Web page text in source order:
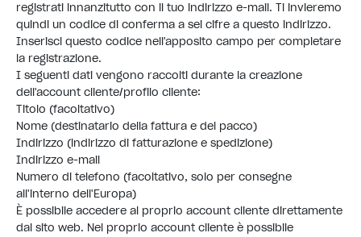
registrati innanzitutto con il tuo indirizzo e-mail. Ti invieremo
quindi un codice di conferma a sei cifre a questo indirizzo.
Inserisci questo codice nell'apposito campo per completare
la registrazione.
I seguenti dati vengono raccolti durante la creazione
dell'account cliente/profilo cliente:
Titolo (facoltativo)
Nome (destinatario della fattura e del pacco)
Indirizzo (indirizzo di fatturazione e spedizione)
Indirizzo e-mail
Numero di telefono (facoltativo, solo per consegne
all'interno dell'Europa)
È possibile accedere al proprio account cliente direttamente
dal sito web. Nel proprio account cliente è possibile